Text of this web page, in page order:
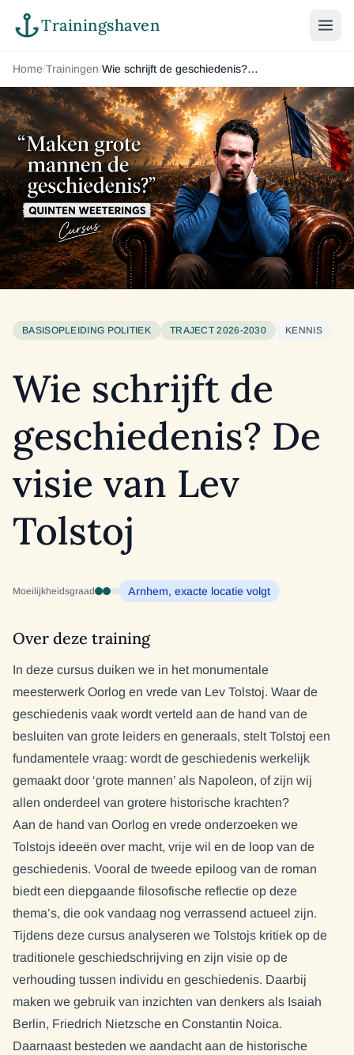
Trainingshaven
Home/Trainingen/ Wie schrijft de geschiedenis? De visie van Lev Tolstoj
BASISOPLEIDING POLITIEK TRAJECT 2026-2030 KENNIS
Wie schrijft de
geschiedenis? De
visie van Lev
Tolstoj
Moeilijkheidsgraad Arnhem, exacte locatie volgt
Over deze training
In deze cursus duiken we in het monumentale
meesterwerk Oorlog en vrede van Lev Tolstoj. Waar de
geschiedenis vaak wordt verteld aan de hand van de
besluiten van grote leiders en generaals, stelt Tolstoj een
fundamentele vraag: wordt de geschiedenis werkelijk
gemaakt door ‘grote mannen’ als Napoleon, of zijn wij
allen onderdeel van grotere historische krachten?
Aan de hand van Oorlog en vrede onderzoeken we
Tolstojs ideeën over macht, vrije wil en de loop van de
geschiedenis. Vooral de tweede epiloog van de roman
biedt een diepgaande filosofische reflectie op deze
thema’s, die ook vandaag nog verrassend actueel zijn.
Tijdens deze cursus analyseren we Tolstojs kritiek op de
traditionele geschiedschrijving en zijn visie op de
verhouding tussen individu en geschiedenis. Daarbij
maken we gebruik van inzichten van denkers als Isaiah
Berlin, Friedrich Nietzsche en Constantin Noica.
Daarnaast besteden we aandacht aan de historische